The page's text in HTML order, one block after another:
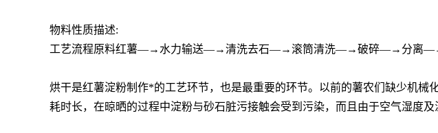
物料性质描述:
工艺流程原料红薯—→水力输送—→清洗去石—→滚筒清洗—→破碎—→分离
烘干是红薯淀粉制作*的工艺环节，也是最重要的环节。以前的薯农们缺少机
耗时长，在晾晒的过程中淀粉与砂石脏污接触会受到污染，而且由于空气湿度及